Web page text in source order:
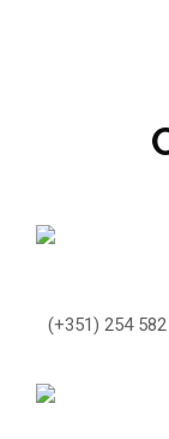
(+351) 254